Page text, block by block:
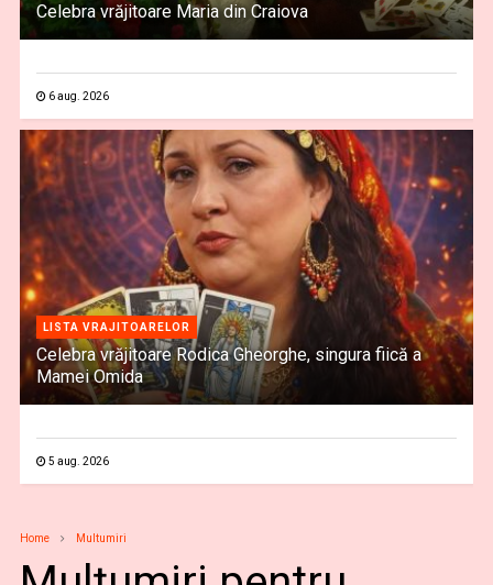
Celebra vrăjitoare Maria din Craiova
6 aug. 2026
LISTA VRAJITOARELOR
Celebra vrăjitoare Rodica Gheorghe, singura fiică a
Mamei Omida
5 aug. 2026
Home Multumiri